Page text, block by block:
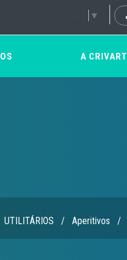
▼
A CRIVART
UTILITÁRIOS / Aperitivos /